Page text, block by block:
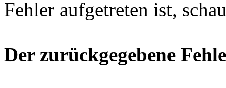
Fehler aufgetreten ist,
Der zurückgegebene